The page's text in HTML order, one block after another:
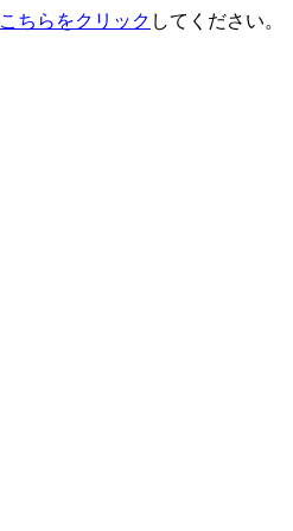
こちらをクリック してください。